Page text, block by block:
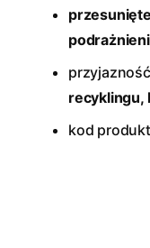
recyklingu,
kod